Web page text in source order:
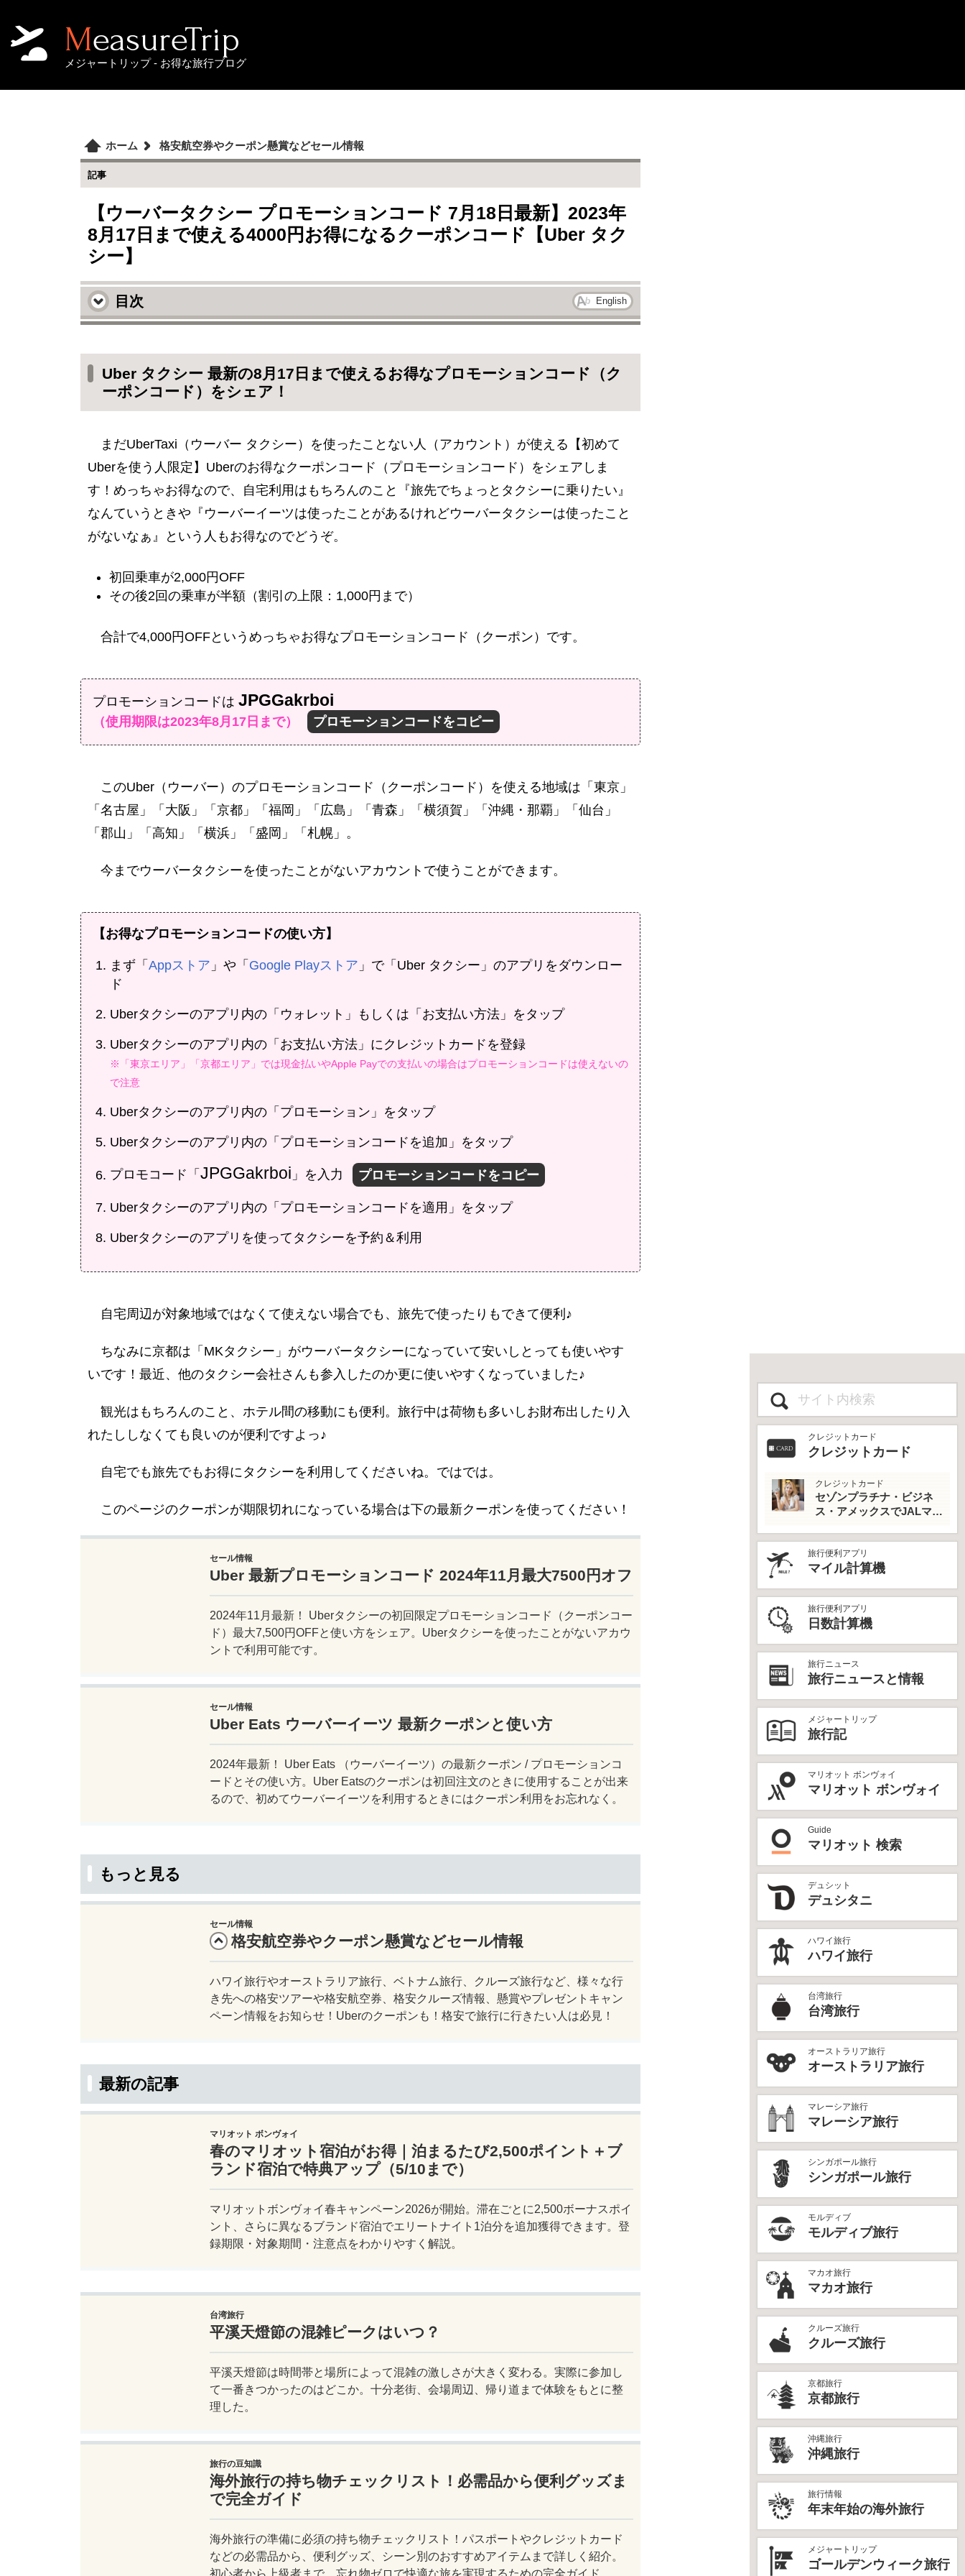
MeasureTrip
メジャートリップ - お得な旅行ブログ
ホーム 格安航空券やクーポン懸賞などセール情報
記事
【ウーバータクシー プロモーションコード 7月18日最新】2023年
8月17日まで使える4000円お得になるクーポンコード【Uber タク
シー】
目次 English
Uber タクシー 最新の8月17日まで使えるお得なプロモーションコード（ク
ーポンコード）をシェア！
まだUberTaxi（ウーバー タクシー）を使ったことない人（アカウント）が使える【初めて
Uberを使う人限定】Uberのお得なクーポンコード（プロモーションコード）をシェアしま
す！めっちゃお得なので、自宅利用はもちろんのこと『旅先でちょっとタクシーに乗りたい』
なんていうときや『ウーバーイーツは使ったことがあるけれどウーバータクシーは使ったこと
がないなぁ』という人もお得なのでどうぞ。
初回乗車が2,000円OFF
その後2回の乗車が半額（割引の上限：1,000円まで）
合計で4,000円OFFというめっちゃお得なプロモーションコード（クーポン）です。
プロモーションコードは JPGGakrboi
（使用期限は2023年8月17日まで）
このUber（ウーバー）のプロモーションコード（クーポンコード）を使える地域は 「東京」
「名古屋」「大阪」「京都」「福岡」「広島」「青森」「横須賀」「沖縄・那覇」「仙台」
「郡山」「高知」「横浜」「盛岡」「札幌」。
今までウーバータクシーを使ったことがないアカウントで使うことができます。
【お得なプロモーションコードの使い方】
まず「 Appストア 」や「 Google Playストア 」で「Uber タクシー」のアプリをダウンロー
ド
Uberタクシーのアプリ内の「ウォレット」もしくは「お支払い方法」をタップ
Uberタクシーのアプリ内の「お支払い方法」にクレジットカードを登録
※「東京エリア」「京都エリア」では現金払いやApple Payでの支払いの場合はプロモーションコードは使えないの
で注意
Uberタクシーのアプリ内の「プロモーション」をタップ
Uberタクシーのアプリ内の「プロモーションコードを追加」をタップ
プロモコード「 JPGGakrboi 」を入力
Uberタクシーのアプリ内の「プロモーションコードを適用」をタップ
Uberタクシーのアプリを使ってタクシーを予約＆利用
自宅周辺が対象地域ではなくて使えない場合でも、旅先で使ったりもできて便利♪
ちなみに京都は「MKタクシー」がウーバータクシーになっていて安いしとっても使いやす
いです！最近、他のタクシー会社さんも参入したのか更に使いやすくなっていました♪
観光はもちろんのこと、ホテル間の移動にも便利。旅行中は荷物も多いしお財布出したり入
れたししなくても良いのが便利ですよっ♪
自宅でも旅先でもお得にタクシーを利用してくださいね。ではでは。
このページのクーポンが期限切れになっている場合は下の最新クーポンを使ってください！
セール情報
Uber 最新プロモーションコード 2024年11月最大7500円オフ
2024年11月最新！ Uberタクシーの初回限定プロモーションコード（クーポンコー
ド）最大7,500円OFFと使い方をシェア。Uberタクシーを使ったことがないアカウ
ントで利用可能です。
セール情報
Uber Eats ウーバーイーツ 最新クーポンと使い方
2024年最新！ Uber Eats （ウーバーイーツ）の最新クーポン / プロモーションコ
ードとその使い方。Uber Eatsのクーポンは初回注文のときに使用することが出来
るので、初めてウーバーイーツを利用するときにはクーポン利用をお忘れなく。
もっと見る
セール情報
格安航空券やクーポン懸賞などセール情報
ハワイ旅行やオーストラリア旅行、ベトナム旅行、クルーズ旅行など、様々な行
き先への格安ツアーや格安航空券、格安クルーズ情報、懸賞やプレゼントキャン
ペーン情報をお知らせ！Uberのクーポンも！格安で旅行に行きたい人は必見！
最新の記事
マリオット ボンヴォイ
春のマリオット宿泊がお得｜泊まるたび2,500ポイント＋ブ
ランド宿泊で特典アップ（5/10まで）
マリオットボンヴォイ春キャンペーン2026が開始。滞在ごとに2,500ボーナスポイ
ント、さらに異なるブランド宿泊でエリートナイト1泊分を追加獲得できます。登
録期限・対象期間・注意点をわかりやすく解説。
台湾旅行
平溪天燈節の混雑ピークはいつ？
平溪天燈節は時間帯と場所によって混雑の激しさが大きく変わる。実際に参加し
て一番きつかったのはどこか。十分老街、会場周辺、帰り道まで体験をもとに整
理した。
旅行の豆知識
海外旅行の持ち物チェックリスト！必需品から便利グッズま
で完全ガイド
海外旅行の準備に必須の持ち物チェックリスト！パスポートやクレジットカード
などの必需品から、便利グッズ、シーン別のおすすめアイテムまで詳しく紹介。
初心者から上級者まで、忘れ物ゼロで快適な旅を実現するための完全ガイド。メ
クレジットカード
クレジットカード
クレジットカード
セゾンプラチナ・ビジネ
ス・アメックスでJALマイ
を最大活用！
旅行便利アプリ
マイル計算機
旅行便利アプリ
日数計算機
旅行ニュース
旅行ニュースと情報
メジャートリップ
旅行記
マリオット ボンヴォイ
マリオット ボンヴォイ
Guide
マリオット 検索
デュシット
デュシタニ
ハワイ旅行
ハワイ旅行
台湾旅行
台湾旅行
オーストラリア旅行
オーストラリア旅行
マレーシア旅行
マレーシア旅行
シンガポール旅行
シンガポール旅行
モルディブ
モルディブ旅行
マカオ旅行
マカオ旅行
クルーズ旅行
クルーズ旅行
京都旅行
京都旅行
沖縄旅行
沖縄旅行
旅行情報
年末年始の海外旅行
メジャートリップ
ゴールデンウィーク旅行